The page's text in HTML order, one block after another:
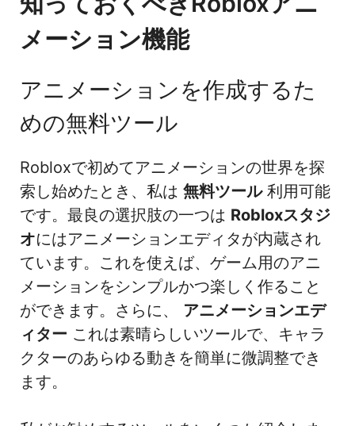
メーション機能
アニメーションを作成するた
めの無料ツール
Robloxで初めてアニメーションの世界を探
索し始めたとき、私は 無料ツール利用可能
です。最良の選択肢の一つは Robloxスタジ
オにはアニメーションエディタが内蔵され
ています。これを使えば、ゲーム用のアニ
メーションをシンプルかつ楽しく作ること
ができます。さらに、 アニメーションエデ
ィター これは素晴らしいツールで、キャラ
クターのあらゆる動きを簡単に微調整でき
ます。